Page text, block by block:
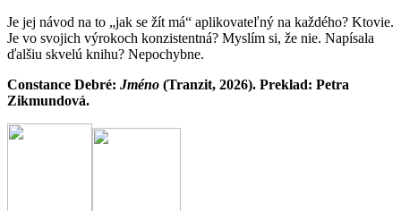
Je jej návod na to „jak se žít má“ aplikovateľný na každého? Ktovie.
Je vo svojich výrokoch konzistentná? Myslím si, že nie. Napísala
ďalšiu skvelú knihu? Nepochybne.
Constance Debré: Jméno (Tranzit, 2026). Preklad: Petra
Zikmundová.